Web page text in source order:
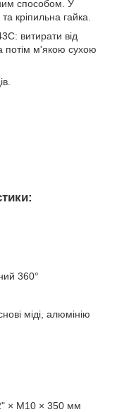
способом. У
кріпильна гайка.
витирати від
потім м'якою сухою
360°
міді, алюмінію
× M10 × 350 мм